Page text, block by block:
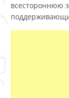
всестороннюю